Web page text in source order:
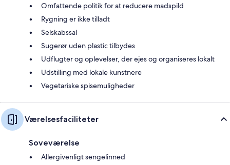
Omfattende politik for at reducere madspild
Rygning er ikke tilladt
Selskabssal
Sugerør uden plastic tilbydes
Udflugter og oplevelser, der ejes og organiseres lokalt
Udstilling med lokale kunstnere
Vegetariske spisemuligheder
Værelsesfaciliteter
Soveværelse
Allergivenligt sengelinned